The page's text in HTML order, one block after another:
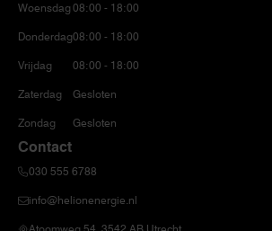
Woensdag
Donderdag
Vrijdag
Zaterdag
Zondag
08:00 - 18:00
08:00 - 18:00
08:00 - 18:00
Gesloten
Gesloten
Contact
030 555 6788
info@helionenergie.nl